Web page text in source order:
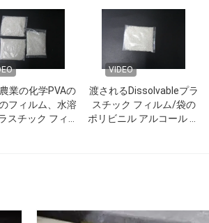
業の化学PVAの
フィルム、水溶
スチック フィル
VIDEO
渡されるDissolvableプラ
スチック フィルム/袋の
ポリビニル アルコール プ